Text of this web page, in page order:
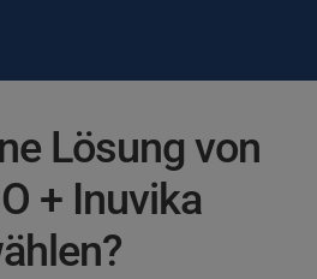
Lösung von
+ Inuvika